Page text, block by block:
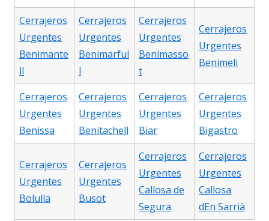
Cerrajeros
Urgentes
Benimante
ll
Cerrajeros
Urgentes
Benimarful
l
Cerrajeros
Urgentes
Benimasso
t
Cerrajeros
Urgentes
Benimeli
Cerrajeros
Urgentes
Benissa
Cerrajeros
Urgentes
Benitachell
Cerrajeros
Urgentes
Biar
Cerrajeros
Urgentes
Bigastro
Cerrajeros
Urgentes
Bolulla
Cerrajeros
Urgentes
Busot
Cerrajeros
Urgentes
Callosa de
Segura
Cerrajeros
Urgentes
Callosa
dEn Sarrià